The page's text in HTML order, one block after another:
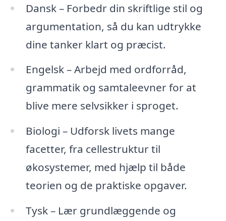
Dansk – Forbedr din skriftlige stil og
argumentation, så du kan udtrykke
dine tanker klart og præcist.
Engelsk – Arbejd med ordforråd,
grammatik og samtaleevner for at
blive mere selvsikker i sproget.
Biologi – Udforsk livets mange
facetter, fra cellestruktur til
økosystemer, med hjælp til både
teorien og de praktiske opgaver.
Tysk – Lær grundlæggende og